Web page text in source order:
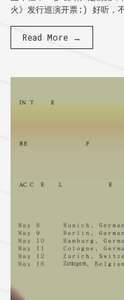
火》发行巡演开票:) 好听
Read More →